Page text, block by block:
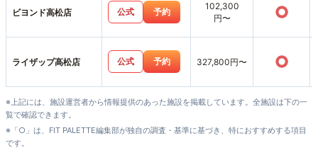
ビヨンド高松店 公式 予約
102,300
円〜
○
ライザップ高松店 公式 予約 327,800円〜 ○
※上記には、施設運営者から情報提供のあった施設を掲載しています。全施設は下の一
覧で確認できます。
※「○」は、FIT PALETTE編集部が独自の調査・基準に基づき、特におすすめする項目
です。